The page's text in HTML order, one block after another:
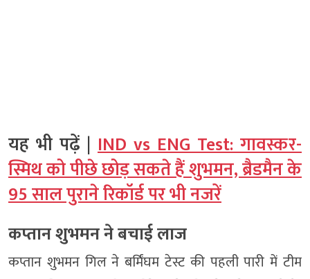
यह भी पढ़ें | IND vs ENG Test: गावस्कर-
स्मिथ को पीछे छोड़ सकते हैं शुभमन, ब्रैडमैन के
95 साल पुराने रिकॉर्ड पर भी नजरें
कप्तान शुभमन ने बचाई लाज
कप्तान शुभमन गिल ने बर्मिंघम टेस्ट की पहली पारी में टीम